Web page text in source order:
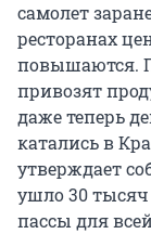
самолет
ресторанах
повышаются.
привозят
даже теперь
катались в
утверждает
ушло 30
пассы для